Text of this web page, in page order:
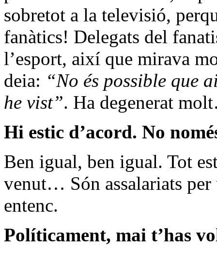
sobretot a la televisió,
fanàtics! Delegats del
l’esport, així que mirava
deia: “No és possible que
he vist”. Ha degenerat
Hi estic d’acord. No
Ben igual, ben igual. Tot
venut… Són assalariats per
entenc.
Políticament, mai t’has